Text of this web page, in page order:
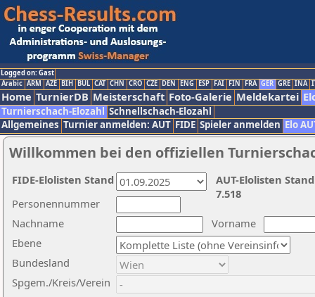
Logged on: Gast
Arabic ARM AZE BIH BUL CAT CHN CRO CZE DEN ENG ESP FAI FIN FRA GER GRE INA
Home TurnierDB Meisterschaft Foto-Galerie Meldekartei
Turnierschach-Elozahl Schnellschach-Elozahl
Allgemeines Turnier anmelden: AUT FIDE Spieler anmelden Elo
Willkommen bei den offiziellen
Nachname
Vorname
Ebene
Personennummer
Bundesland
Spgem./Kreis/Verein
AUT-Elolisten
7.518
FIDE-Elolisten Stand